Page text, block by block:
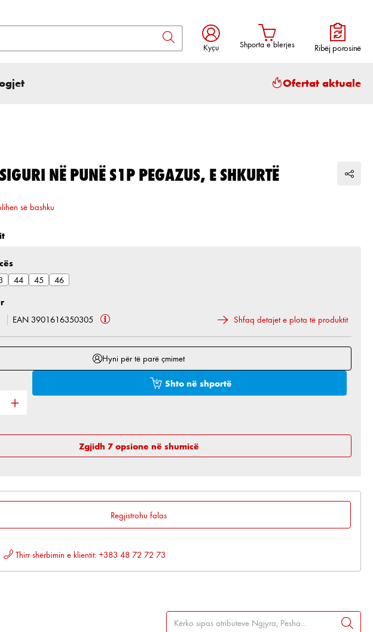
Kyçu Shporta e blerjes
Shporta përmban 0 artikuj. Vlera
Ribëj porosinë
Ofertat aktuale
NË PUNË S1P PEGAZUS, E SHKURTË
së bashku
44 45 46
EAN 3901616350305 Shfaq detajet e plota të produktit
Hyni për të parë çmimet
Shkruani sasinë e dëshiruar ose përdorni butonat për të rritur
Shto në shportë
Zgjidh 7 opsione në shumicë
Regjistrohu falas
Thirr shërbimin e klientit: +383 48 72 72 73